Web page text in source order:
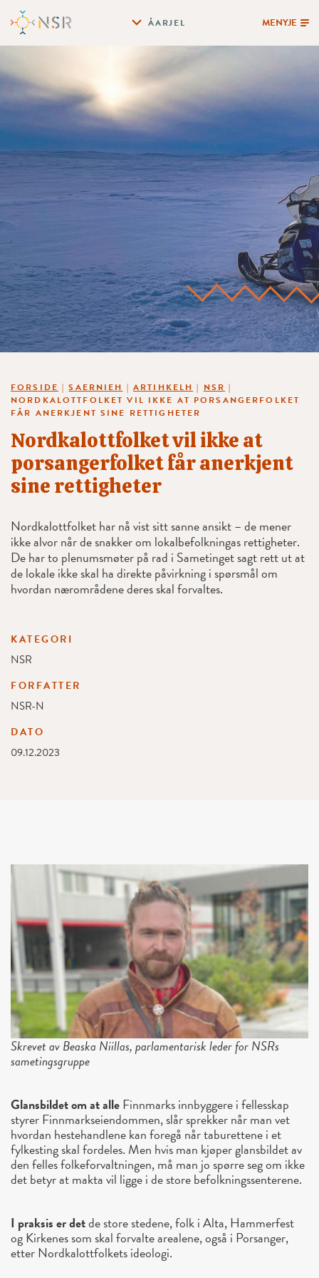
ÅARJEL MENYJE
FORSIDE |SAERNIEH | ARTIHKELH | NSR |
NORDKALOTTFOLKET VIL IKKE AT PORSANGERFOLKET
FÅR ANERKJENT SINE RETTIGHETER
Nordkalottfolket vil ikke at
porsangerfolket får anerkjent
sine rettigheter
Nordkalottfolket har nå vist sitt sanne ansikt – de mener
ikke alvor når de snakker om lokalbefolkningas rettigheter.
De har to plenumsmøter på rad i Sametinget sagt rett ut at
de lokale ikke skal ha direkte påvirkning i spørsmål om
hvordan nærområdene deres skal forvaltes.
KATEGORI
NSR
FORFATTER
NSR-N
DATO
09.12.2023
Skrevet av Beaska Niillas, parlamentarisk leder for NSRs
sametingsgruppe
Glansbildet om at alleFinnmarks innbyggere i fellesskap
styrer Finnmarkseiendommen, slår sprekker når man vet
hvordan hestehandlene kan foregå når taburettene i et
fylkesting skal fordeles. Men hvis man kjøper glansbildet av
den felles folkeforvaltningen, må man jo spørre seg om ikke
det betyr at makta vil ligge i de store befolkningssenterene.
I praksis er detde store stedene, folk i Alta, Hammerfest
og Kirkenes som skal forvalte arealene, også i Porsanger,
etter Nordkalottfolkets ideologi.